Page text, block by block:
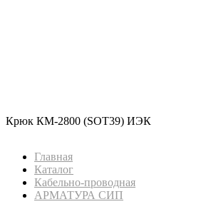
Крюк КМ-2800 (SOT39) ИЭК
Главная
Каталог
Кабельно-проводная
АРМАТУРА СИП